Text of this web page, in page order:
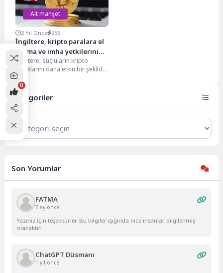
Alt manşet
2 Yıl Önce 256
İngiltere, kripto paralara el
koyma ve imha yetkilerini
genişletiyor
İngiltere, suçluların kripto
varlıklarını daha etkin bir şekilde
ele geçirmek ve imha etmek için
yeni...
Kategoriler
Kategoriler
Son Yorumlar
FATMA
7 ay önce
Yazınız için teşekkürler. Bu bilgiler ışığında nice insanlar bilgilenmiş
olacaktır.
ChatGPT Düsmanı
1 yıl önce
0